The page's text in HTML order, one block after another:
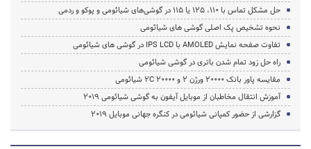
حل مشکل تماس با 110، 125 یا 115 در گوشی‌های شیائومی و پوکو و ردمی
نحوه تشخیص پک اصلی گوشی های شیائومی
تفاوت صفحه نمایش AMOLED با IPS LCD در گوشی های شیائومی
راه حل زود تمام شدن باتری در گوشی شیائومی
مقایسه پاور بانک 20000 ورژن 2 و 20000 2C شیائومی
آموزش انتقال مخاطبان از موبایل آیفون به گوشی شیائومی 2019
گزارشی از حضور کمپانی شیائومی در کنگره جهانی موبایل 2019